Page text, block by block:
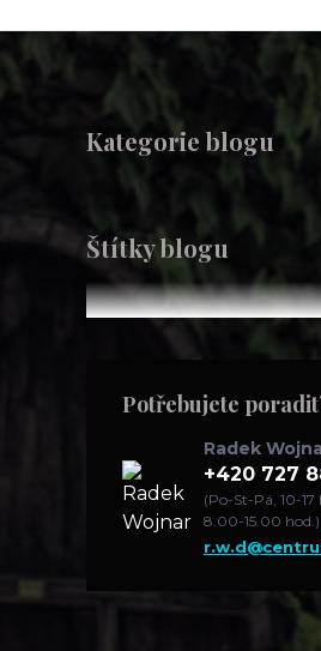
Kategorie blogu
Štítky blogu
Potřebujete
Radek
+420 727
(Po-St-Pá, 10-
8.00-15.00 hod.)